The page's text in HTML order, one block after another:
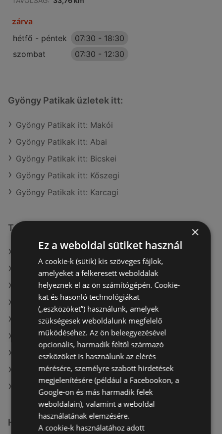
zárva
hétfő - péntek
07:30 - 18:30
szombat
07:30 - 12:30
Gyöngy Patikak üzletek itt:
Gyöngy Patikak itt: Makói
Gyöngy Patikak itt: Abai
Gyöngy Patikak itt: Bicskei
Gyöngy Patikak itt: Kőszegi
Gyöngy Patikak itt: Karcagi
További linkek
A(z) Gyöngy Patikak ajánlatai
A(z) Alma Gyógyszertárak ajánlatai
A(z) Pingvin Patika ajánlatai
A(z) Magnetic aktuális akciós újságjai
A(z) Alma Gyógyszertárak aktuális akciós újságjai
A(z) PatikaPlus aktuális akciós újságjai
A(z) Benu Gyógyszertárak aktuális akciós újságjai
A(z) Pingvin Patika aktuális akciós újságjai
A(z) Gyöngy Patikak üzletei itt: Sopron-Fertődi
Hasonló kiskereskedők
×
Ez a weboldal sütiket használ
A cookie-k (sütik) kis szöveges fájlok,
amelyeket a felkeresett weboldalak
helyeznek el az ön számítógépén. Cookie-
kat és hasonló technológiákat
(„eszközöket”) használunk, amelyek
szükségesek weboldalunk megfelelő
működéséhez. Az ön beleegyezésével
opcionális, harmadik féltől származó
eszközöket is használunk az elérés
mérésére, személyre szabott hirdetések
megjelenítésére (például a Facebookon, a
Google-on és más harmadik felek
weboldalain), valamint a weboldal
használatának elemzésére.
A cookie-k használatához adott